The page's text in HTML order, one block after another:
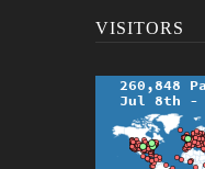
VISITORS